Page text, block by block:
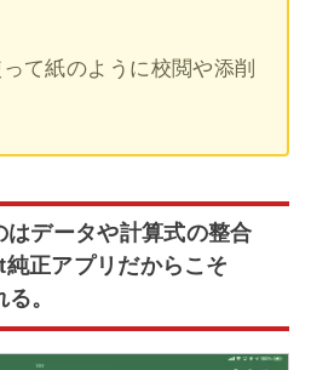
て紙のように校閲や添削
データや計算式の整合
正アプリだからこそ
。